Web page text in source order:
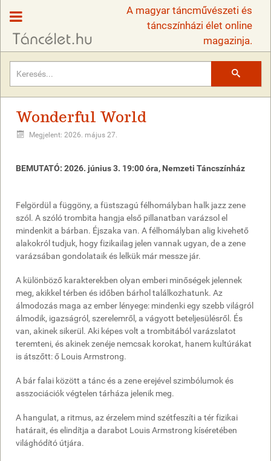
A magyar táncművészeti és
táncszínházi élet online
magazinja.
Wonderful World
Megjelent: 2026. május 27.
BEMUTATÓ: 2026. június 3. 19:00 óra, Nemzeti Táncszínház
Felgördül a függöny, a füstszagú félhomályban halk jazz zene
szól. A szóló trombita hangja első pillanatban varázsol el
mindenkit a bárban. Éjszaka van. A félhomályban alig kivehető
alakokról tudjuk, hogy fizikailag jelen vannak ugyan, de a zene
varázsában gondolataik és lelkük már messze jár.
A különböző karakterekben olyan emberi minőségek jelennek
meg, akikkel térben és időben bárhol találkozhatunk. Az
álmodozás maga az ember lényege: mindenki egy szebb világról
álmodik, igazságról, szerelemről, a vágyott beteljesülésről. És
van, akinek sikerül. Aki képes volt a trombitából varázslatot
teremteni, és akinek zenéje nemcsak korokat, hanem kultúrákat
is átszőtt: ő Louis Armstrong.
A bár falai között a tánc és a zene erejével szimbólumok és
asszociációk végtelen tárháza jelenik meg.
A hangulat, a ritmus, az érzelem mind szétfeszíti a tér fizikai
határait, és elindítja a darabot Louis Armstrong kíséretében
világhódító útjára.